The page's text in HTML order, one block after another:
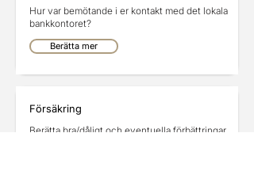
Hur var bemötande i er kontakt med det lokala
bankkontoret?
Berätta mer
Försäkring
Berätta bra/dåligt och eventuella förbättringar